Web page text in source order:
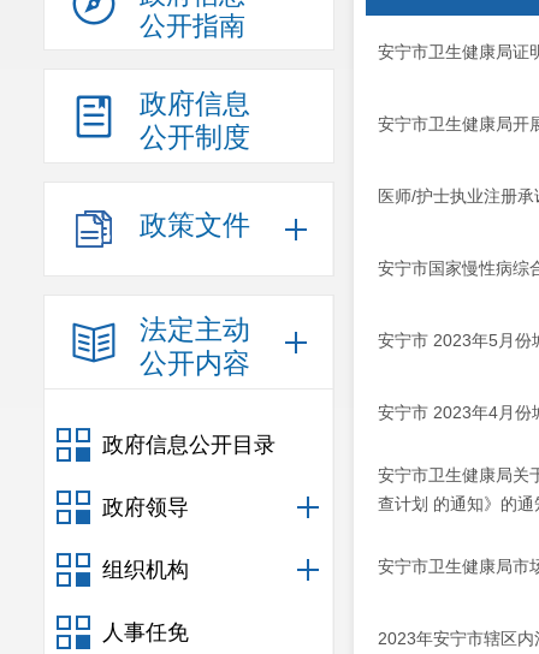
公开指南
政府信息
公开制度
政策文件
法定主动
公开内容
政府信息公开目录
政府领导
组织机构
人事任免
安宁市卫生健康局证
安宁市卫生健康局开
医师/护士执业注册
安宁市国家慢性病综
安宁市 2023年5月份
安宁市 2023年4月份
安宁市卫生健康局关
查计划 的通知》的通
安宁市卫生健康局市
2023年安宁市辖区